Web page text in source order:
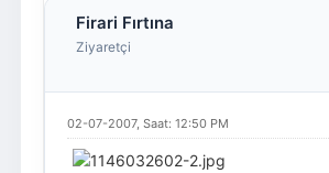
Firari Fırtına
Ziyaretçi
02-07-2007, Saat: 12:50 PM